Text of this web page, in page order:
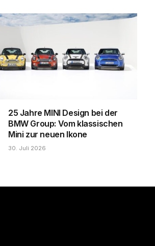
25 Jahre MINI Design bei der
BMW Group: Vom klassischen
Mini zur neuen Ikone
30. Juli 2026